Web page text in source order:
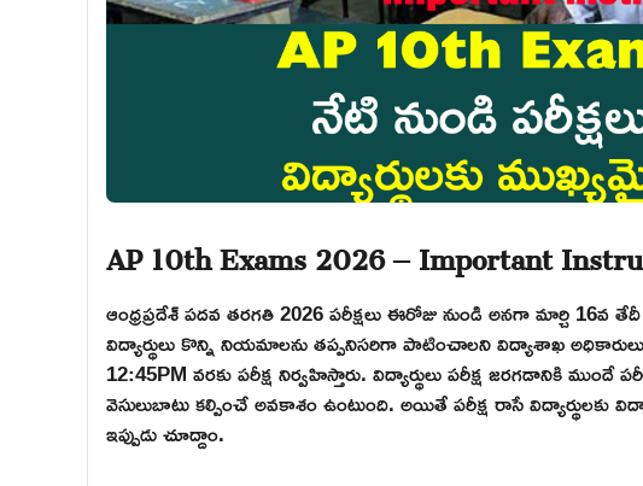
AP 10th Exams 2026 – Important
ఆంధ్రప్రదేశ్ పదవ తరగతి 2026 పరీక్షలు ఈరోజు నుండి అనగా మార్చి
విద్యార్థులు కొన్ని నియమాలను తప్పనిసరిగా పాటించాలని విద్యాశాఖ అధికారులు
12:45PM వరకు పరీక్ష నిర్వహిస్తారు. విద్యార్థులు పరీక్ష జరగడానికి
వెసులుబాటు కల్పించే అవకాశం ఉంటుంది. అయితే పరీక్ష రాసే విద్యార్థులకు
ఇప్పుడు చూద్దాం.